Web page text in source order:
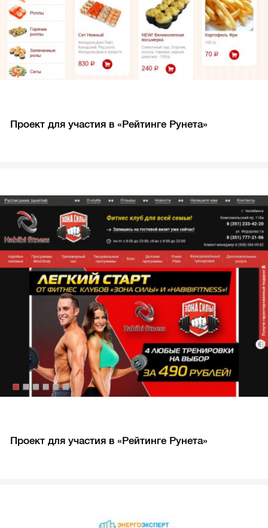
Проект для участия в «Рейтинге Рунета»
Проект для участия в «Рейтинге Рунета»